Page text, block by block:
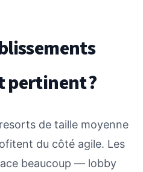
pertinent ?
de taille moyenne
du côté agile. Les
beaucoup — lobby